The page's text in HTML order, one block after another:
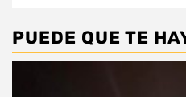
PUEDE QUE TE